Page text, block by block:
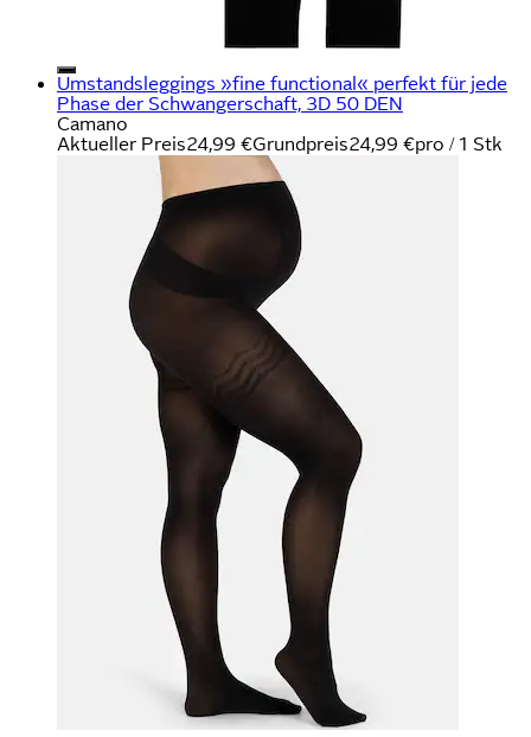
Umstandsleggings »fine functional« perfekt für jede
Phase der Schwangerschaft, 3D 50 DEN
Camano
Aktueller Preis24,99 €Grundpreis24,99 €pro / 1 Stk